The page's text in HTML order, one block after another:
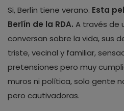
Si, Berlín tiene verano. Esta
Berlín de la RDA. A través de
conversan sobre la vida, sus
triste, vecinal y familiar,
pretensiones pero muy
muros ni política, solo gente
pero cautivadoras.